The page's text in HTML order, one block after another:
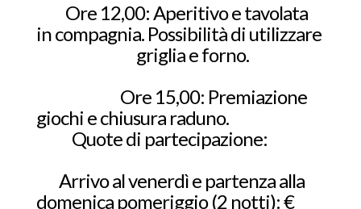
Ore 12,00: Aperitivo e tavolata
in compagnia. Possibilità di utilizzare
griglia e forno.
Ore 15,00: Premiazione
giochi e chiusura raduno.
Quote di partecipazione:
Arrivo al venerdì e partenza alla
domenica pomeriggio (2 notti): €